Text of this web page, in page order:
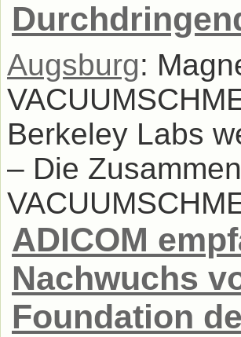
Augsburg:
Berkeley Labs
– Die
ADICOM
Nachwuchs
Foundation